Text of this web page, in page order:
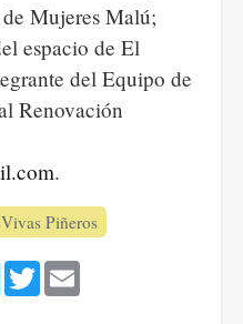
Mujeres Malú;
espacio de El
del Equipo de
Renovación
.
Piñeros
Facebook
Twitter